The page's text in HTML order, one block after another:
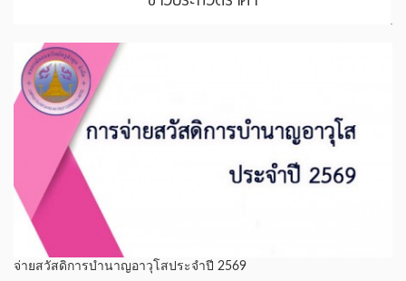
จ่ายสวัสดิการบำนาญอาวุโสประจำปี 2569